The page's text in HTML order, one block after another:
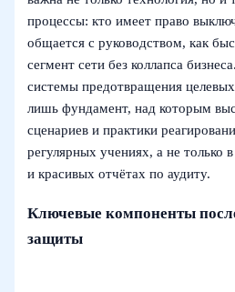
процессы: кто имеет право
общается с руководством, как
сегмент сети без коллапса
системы предотвращения
лишь фундамент, над которым
сценариев и практики
регулярных учениях, а не только
и красивых отчётах по аудиту.
Ключевые компоненты
защиты